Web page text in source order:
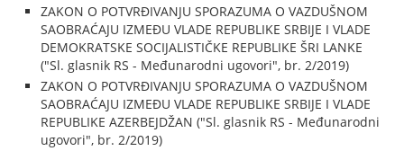
ZAKON O POTVRĐIVANJU SPORAZUMA O VAZDUŠNOM
SAOBRAĆAJU IZMEĐU VLADE REPUBLIKE SRBIJE I VLADE
DEMOKRATSKE SOCIJALISTIČKE REPUBLIKE ŠRI LANKE
("Sl. glasnik RS - Međunarodni ugovori", br. 2/2019)
ZAKON O POTVRĐIVANJU SPORAZUMA O VAZDUŠNOM
SAOBRAĆAJU IZMEĐU VLADE REPUBLIKE SRBIJE I VLADE
REPUBLIKE AZERBEJDŽAN ("Sl. glasnik RS - Međunarodni
ugovori", br. 2/2019)